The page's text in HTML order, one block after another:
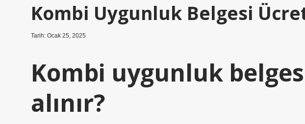
Kombi Uygunluk Belgesi
Tarih: Ocak 25, 2025
Kombi uygunluk
alınır?